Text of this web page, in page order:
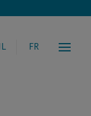
FR